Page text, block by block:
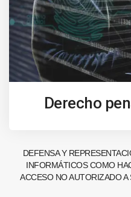
Derecho
DEFENSA Y
INFORMÁTICOS COMO
ACCESO NO AUTORIZADO